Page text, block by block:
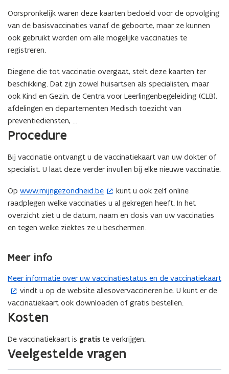
Oorspronkelijk waren deze kaarten bedoeld voor de opvolging
van de basisvaccinaties vanaf de geboorte, maar ze kunnen
ook gebruikt worden om alle mogelijke vaccinaties te
registreren.
Diegene die tot vaccinatie overgaat, stelt deze kaarten ter
beschikking. Dat zijn zowel huisartsen als specialisten, maar
ook Kind en Gezin, de Centra voor Leerlingenbegeleiding (CLB),
afdelingen en departementen Medisch toezicht van
preventiediensten, …
Procedure
Bij vaccinatie ontvangt u de vaccinatiekaart van uw dokter of
specialist. U laat deze verder invullen bij elke nieuwe vaccinatie.
Op www.mijngezondheid.be
(
o
p
e
n
n
i
e
w
v
kunt u ook zelf online
raadplegen welke vaccinaties u al gekregen heeft. In het
overzicht ziet u de datum, naam en dosis van uw vaccinaties
en tegen welke ziektes ze u beschermen.
Meer info
Meer informatie over uw vaccinatiestatus en de vaccinatiekaart
(
o
p
e
t
i
vindt u op de website allesovervaccineren.be. U kunt er de
vaccinatiekaart ook downloaden of gratis bestellen.
Kosten
De vaccinatiekaart is gratis te verkrijgen.
Veelgestelde vragen